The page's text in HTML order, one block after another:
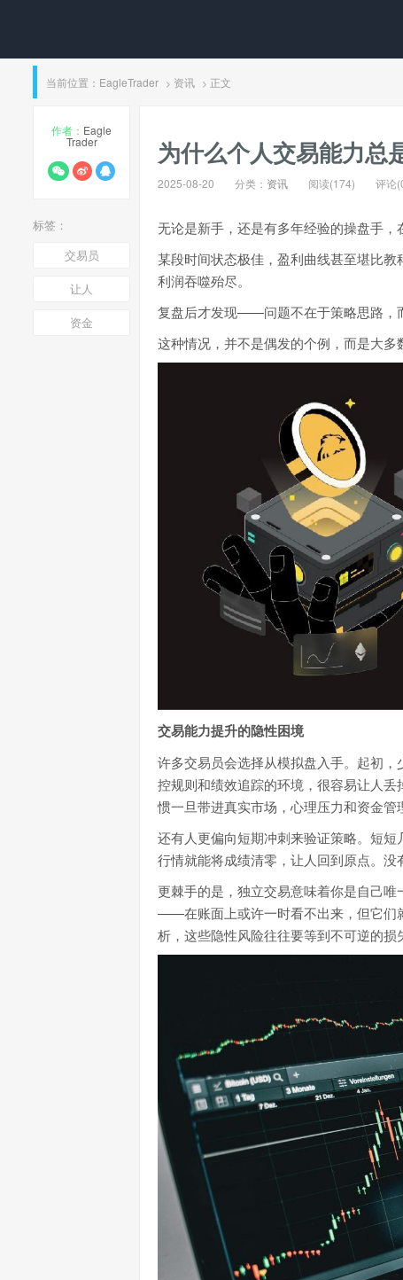
当前位置： EagleTrader > 资讯 > 正文
作者： Eagle
Trader
标签：
交易员
让人
资金
为什么个人交易能力总
2025-08-20 分类： 资讯 阅读(174) 评论
无论是新手，还是有多年经验的操盘手
某段时间状态极佳，盈利曲线甚至堪比
利润吞噬殆尽。
复盘后才发现——问题不在于策略思路，
这种情况，并不是偶发的个例，而是大多
交易能力提升的隐性困境
许多交易员会选择从模拟盘入手。起初
控规则和绩效追踪的环境，很容易让人
惯一旦带进真实市场，心理压力和资金管
还有人更偏向短期冲刺来验证策略。短
行情就能将成绩清零，让人回到原点。没
更棘手的是，独立交易意味着你是自己
——在账面上或许一时看不出来，但它们
析，这些隐性风险往往要等到不可逆的损